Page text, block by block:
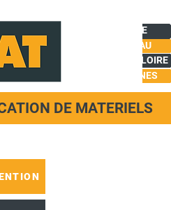
CHEMILLE
BEAUPREAU
CHALONNES/LOIRE
TREMENTINES
DE MATERIELS